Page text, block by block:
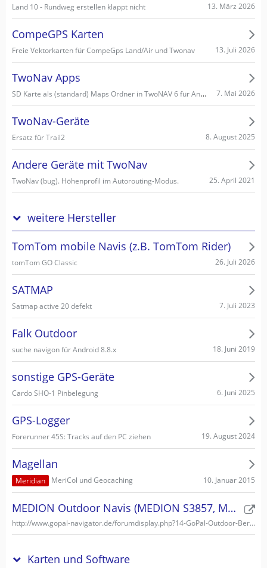
Land 10 - Rundweg erstellen klappt nicht 13. März 2026
CompeGPS Karten
Freie Vektorkarten für CompeGps Land/Air und Twonav 13. Juli 2026
TwoNav Apps
SD Karte als (standard) Maps Ordner in TwoNAV 6 für Android einstellen/wählen 7. Mai 2026
TwoNav-Geräte
Ersatz für Trail2 8. August 2025
Andere Geräte mit TwoNav
TwoNav (bug). Höhenprofil im Autorouting-Modus. 25. April 2021
weitere Hersteller
TomTom mobile Navis (z.B. TomTom Rider)
tomTom GO Classic 26. Juli 2026
SATMAP
Satmap active 20 defekt 7. Juli 2023
Falk Outdoor
suche navigon für Android 8.8.x 18. Juni 2019
sonstige GPS-Geräte
Cardo SHO-1 Pinbelegung 6. Juni 2025
GPS-Logger
Forerunner 45S: Tracks auf den PC ziehen 19. August 2024
Magellan
Meridian MeriCol und Geocaching 10. Januar 2015
MEDION Outdoor Navis (MEDION S3857, MEDION S3747)
http://www.gopal-navigator.de/forumdisplay.php?14-GoPal-Outdoor-Bereich
Karten und Software